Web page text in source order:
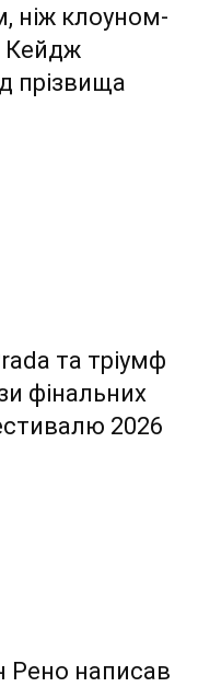
ніж клоуном-
Кейдж
прізвища
та тріумф
фінальних
2026
Рено написав